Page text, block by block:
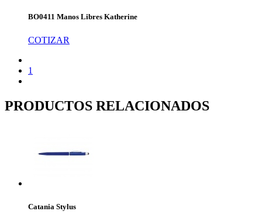
BO0411 Manos Libres Katherine
COTIZAR
1
PRODUCTOS RELACIONADOS
Catania Stylus